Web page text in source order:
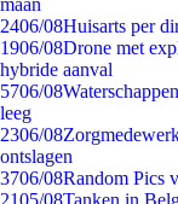
maan
2406/08Huisarts per
1906/08Drone met
hybride aanval
5706/08
leeg
2306/08
ontslagen
3706/08Random Pics
2105/08Tanken in